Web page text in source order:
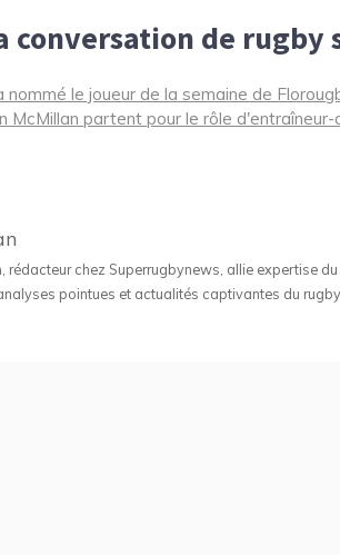
conversation de rugby
nommé le joueur de la semaine de
McMillan partent pour le rôle
rédacteur chez Superrugbynews, allie expertise
pointues et actualités captivantes du